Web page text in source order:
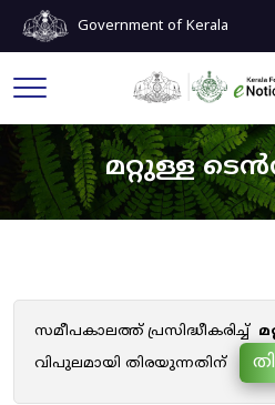
Government of Kerala
മറ്റുള്ള
സമീപകാലത്ത് പ്രസിദ്ധീകരിച്ച്
വിപുലമായി തിരയുന്നതിന്